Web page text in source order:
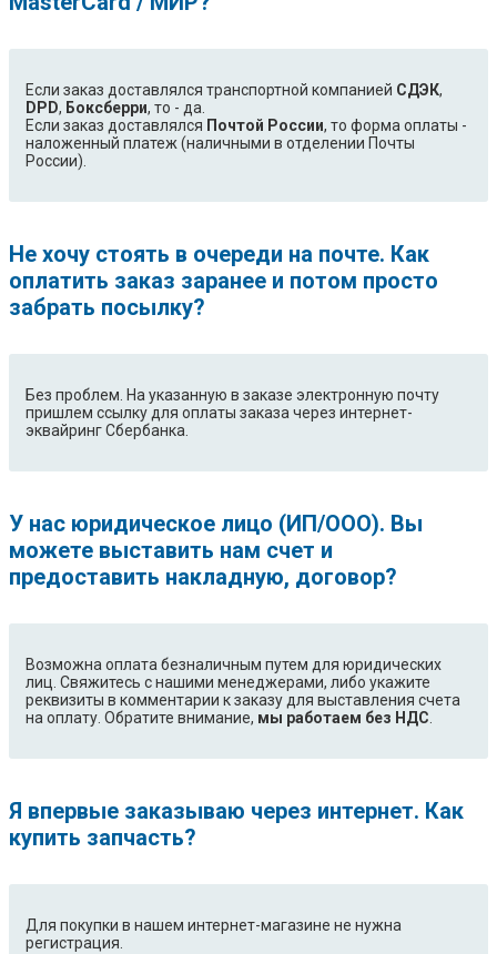
Если заказ доставлялся транспортной компанией СДЭК,
DPD, Боксберри, то - да.
Если заказ доставлялся Почтой России, то форма оплаты -
наложенный платеж (наличными в отделении Почты
России).
Не хочу стоять в очереди на почте. Как
оплатить заказ заранее и потом просто
забрать посылку?
Без проблем. На указанную в заказе электронную почту
пришлем ссылку для оплаты заказа через интернет-
эквайринг Сбербанка.
У нас юридическое лицо (ИП/ООО). Вы
можете выставить нам счет и
предоставить накладную, договор?
Возможна оплата безналичным путем для юридических
лиц. Свяжитесь с нашими менеджерами, либо укажите
реквизиты в комментарии к заказу для выставления счета
на оплату. Обратите внимание, мы работаем без НДС
Я впервые заказываю через интернет. Как
купить запчасть?
Для покупки в нашем интернет-магазине не нужна
регистрация.